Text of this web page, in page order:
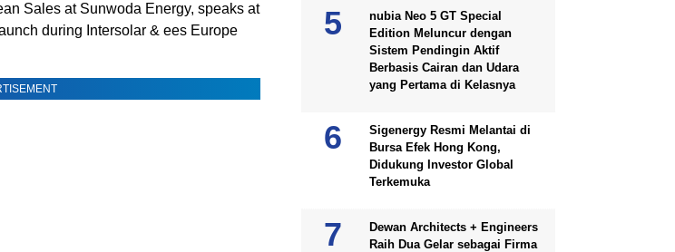
Sales at Sunwoda Energy, speaks at
during Intersolar & ees Europe
nubia Neo 5 GT Special
Edition Meluncur dengan
Sistem Pendingin Aktif
Berbasis Cairan dan Udara
yang Pertama di Kelasnya
Sigenergy Resmi Melantai di
Bursa Efek Hong Kong,
Didukung Investor Global
Terkemuka
Dewan Architects + Engineers
Raih Dua Gelar sebagai Firma